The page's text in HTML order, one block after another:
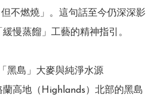
不燃燒」。這句話至今仍深深影
慢蒸餾」工藝的精神指引。
黑島」大麥與純淨水源
高地（Highlands）北部的黑島